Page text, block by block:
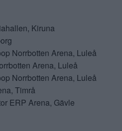
Kiruna
Norrbotten Arena, Luleå
Arena, Luleå
Norrbotten Arena, Luleå
Timrå
ERP Arena, Gävle